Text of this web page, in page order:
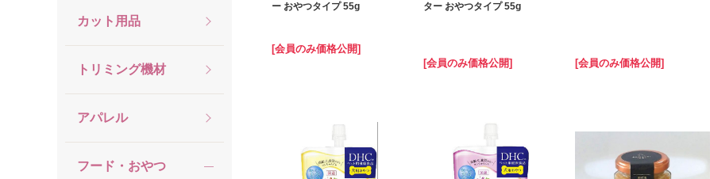
カット用品
トリミング機材
アパレル
フード・おやつ
ー おやつタイプ 55g
[会員のみ価格公開]
ター おやつタイプ 55g
[会員のみ価格公開] [会員のみ価格公開]